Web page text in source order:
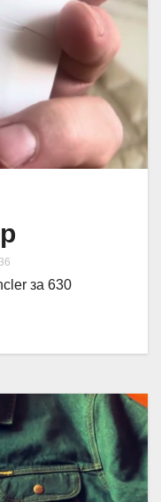
за 630